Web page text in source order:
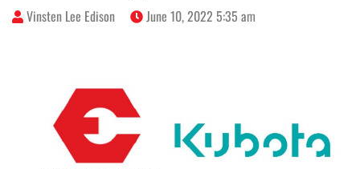
Vinsten Lee Edison June 10, 2022 5:35 am